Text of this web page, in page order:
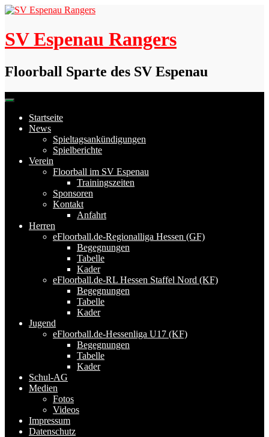
Skip
content
SV Espenau Rangers
Floorball Sparte des SV Espenau
Startseite
News
Spieltagsankündigungen
Spielberichte
Verein
Floorball im SV Espenau
Trainingszeiten
Sponsoren
Kontakt
Anfahrt
Herren
eFloorball.de-Regionalliga Hessen (GF)
Begegnungen
Tabelle
Kader
eFloorball.de-RL Hessen Staffel Nord (KF)
Begegnungen
Tabelle
Kader
Jugend
eFloorball.de-Hessenliga U17 (KF)
Begegnungen
Tabelle
Kader
Schul-AG
Medien
Fotos
Videos
Impressum
Datenschutz